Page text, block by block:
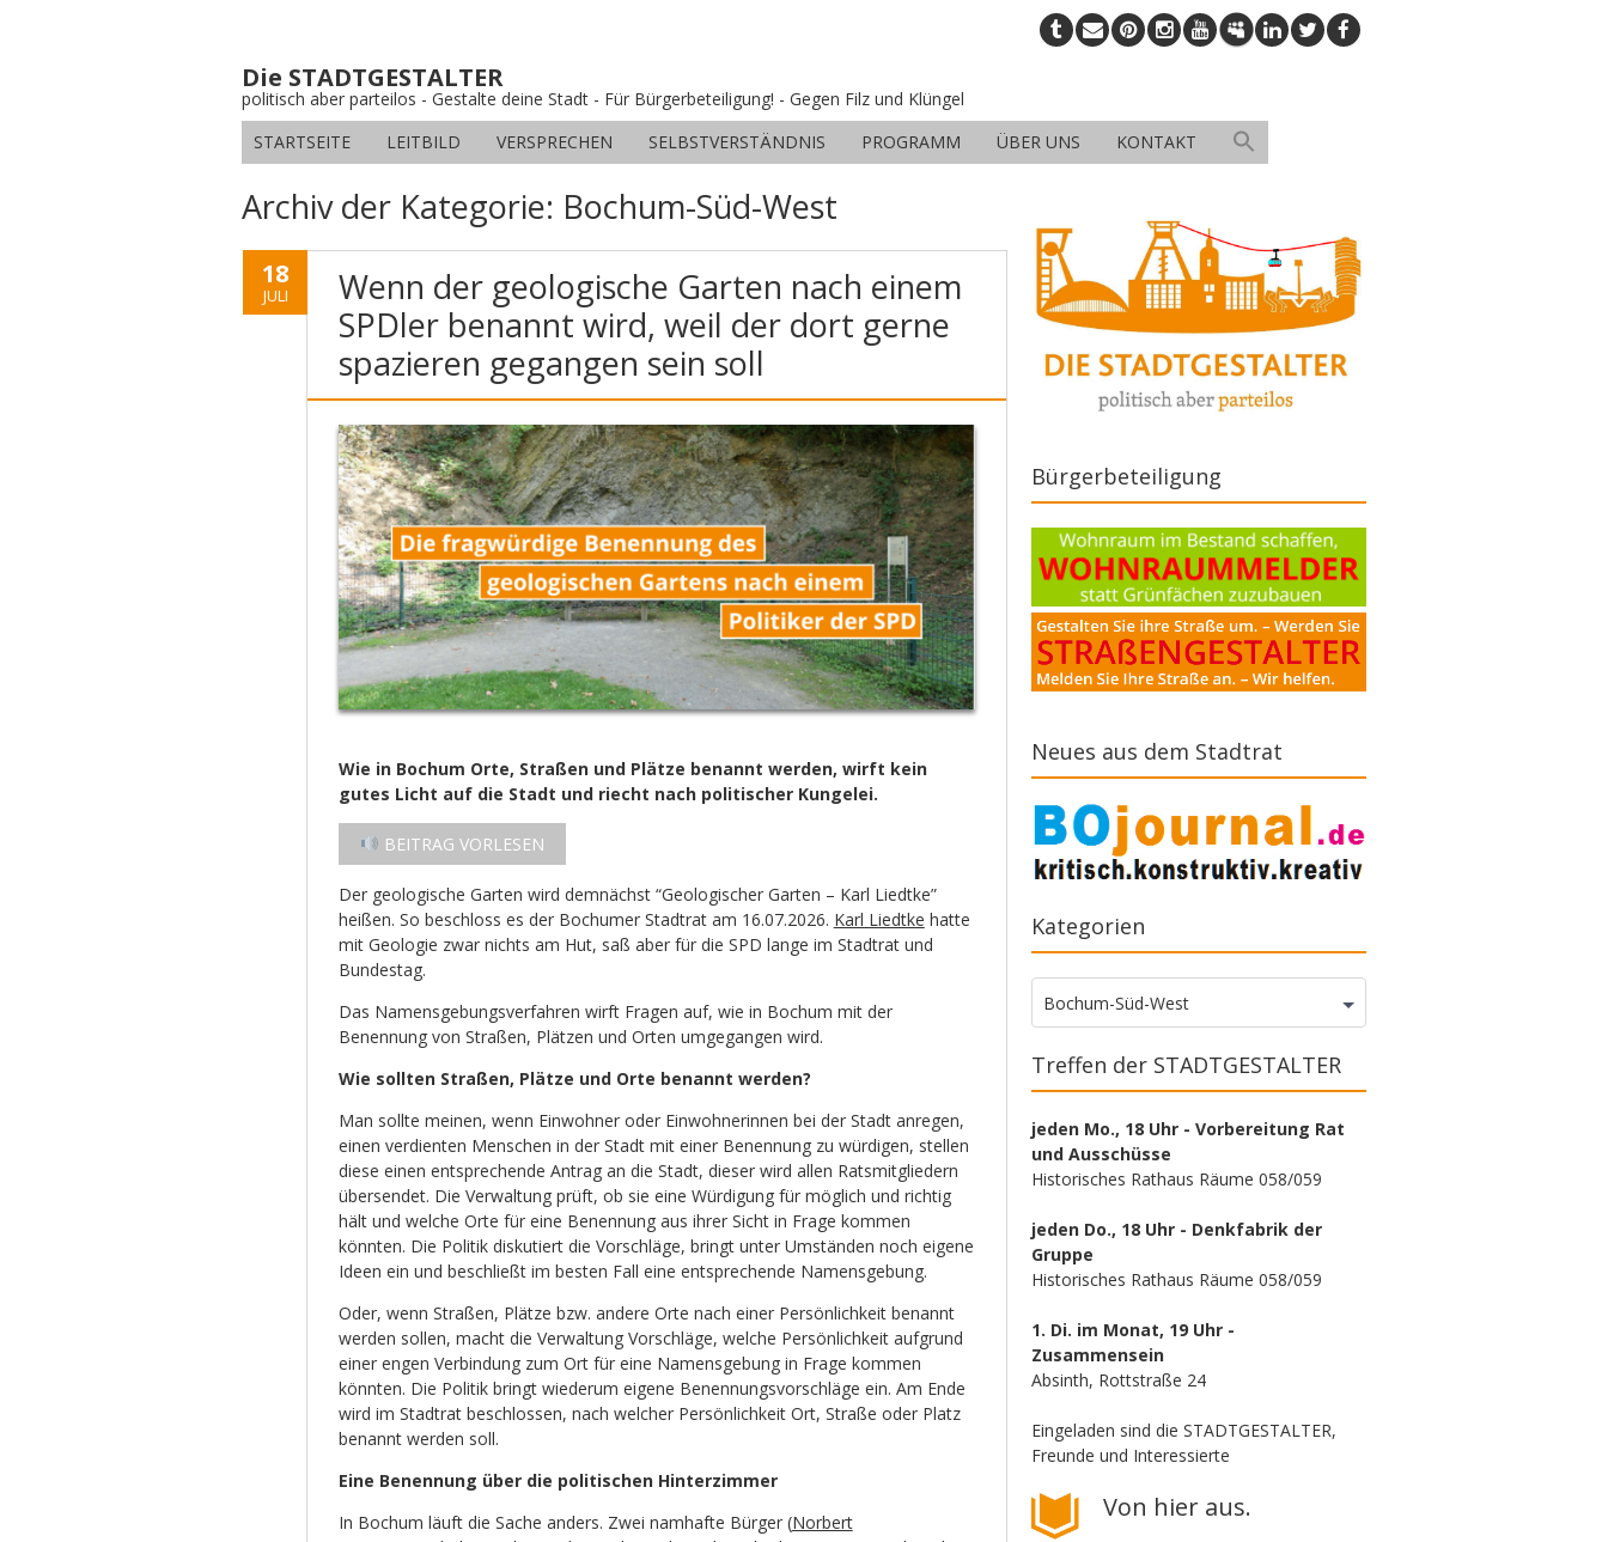
Die STADTGESTALTER
politisch aber parteilos - Gestalte deine Stadt - Für Bürgerbeteiligung! - Gegen Filz und Klüngel
STARTSEITE
LEITBILD VERSPRECHEN SELBSTVERSTÄNDNIS PROGRAMM ÜBER UNS KONTAKT
Archiv der Kategorie: Bochum-Süd-West
18
JULI
Wenn der geologische Garten nach einem
SPDler benannt wird, weil der dort gerne
spazieren gegangen sein soll
Wie in Bochum Orte, Straßen und Plätze benannt werden, wirft kein
gutes Licht auf die Stadt und riecht nach politischer Kungelei.
BEITRAG VORLESEN
Der geologische Garten wird demnächst “Geologischer Garten – Karl Liedtke”
heißen. So beschloss es der Bochumer Stadtrat am 16.07.2026. Karl Liedtke hatte
mit Geologie zwar nichts am Hut, saß aber für die SPD lange im Stadtrat und
Bundestag.
Das Namensgebungsverfahren wirft Fragen auf, wie in Bochum mit der
Benennung von Straßen, Plätzen und Orten umgegangen wird.
Wie sollten Straßen, Plätze und Orte benannt werden?
Man sollte meinen, wenn Einwohner oder Einwohnerinnen bei der Stadt anregen,
einen verdienten Menschen in der Stadt mit einer Benennung zu würdigen, stellen
diese einen entsprechende Antrag an die Stadt, dieser wird allen Ratsmitgliedern
übersendet. Die Verwaltung prüft, ob sie eine Würdigung für möglich und richtig
hält und welche Orte für eine Benennung aus ihrer Sicht in Frage kommen
könnten. Die Politik diskutiert die Vorschläge, bringt unter Umständen noch eigene
Ideen ein und beschließt im besten Fall eine entsprechende Namensgebung.
Oder, wenn Straßen, Plätze bzw. andere Orte nach einer Persönlichkeit benannt
werden sollen, macht die Verwaltung Vorschläge, welche Persönlichkeit aufgrund
einer engen Verbindung zum Ort für eine Namensgebung in Frage kommen
könnten. Die Politik bringt wiederum eigene Benennungsvorschläge ein. Am Ende
wird im Stadtrat beschlossen, nach welcher Persönlichkeit Ort, Straße oder Platz
benannt werden soll.
Eine Benennung über die politischen Hinterzimmer
In Bochum läuft die Sache anders. Zwei namhafte Bürger (Norbert
Bürgerbeteiligung
Neues aus dem Stadtrat
Kategorien
Kategorien
Bochum-Süd-West
Treffen der STADTGESTALTER
jeden Mo., 18 Uhr - Vorbereitung Rat
und Ausschüsse
Historisches Rathaus Räume 058/059
jeden Do., 18 Uhr - Denkfabrik der
Gruppe
Historisches Rathaus Räume 058/059
1. Di. im Monat, 19 Uhr -
Zusammensein
Absinth, Rottstraße 24
Eingeladen sind die STADTGESTALTER,
Freunde und Interessierte
Von hier aus.